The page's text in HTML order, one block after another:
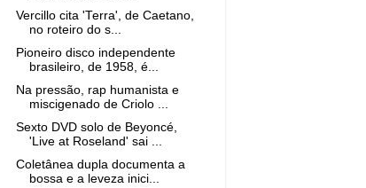
Vercillo cita 'Terra', de Caetano,
no roteiro do s...
Pioneiro disco independente
brasileiro, de 1958, é...
Na pressão, rap humanista e
miscigenado de Criolo ...
Sexto DVD solo de Beyoncé,
'Live at Roseland' sai ...
Coletânea dupla documenta a
bossa e a leveza inici...